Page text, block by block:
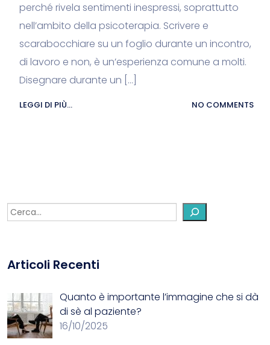
perché rivela sentimenti inespressi, soprattutto
nell’ambito della psicoterapia. Scrivere e
scarabocchiare su un foglio durante un incontro,
di lavoro e non, è un’esperienza comune a molti.
Disegnare durante un […]
LEGGI DI PIÙ... NO COMMENTS
Articoli Recenti
Quanto è importante l’immagine che si dà
di sè al paziente?
16/10/2025